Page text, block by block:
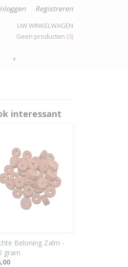
Registreren
UW WINKELWAGEN
Geen producten (0)
+
interessant
Beloning Zalm -
gram